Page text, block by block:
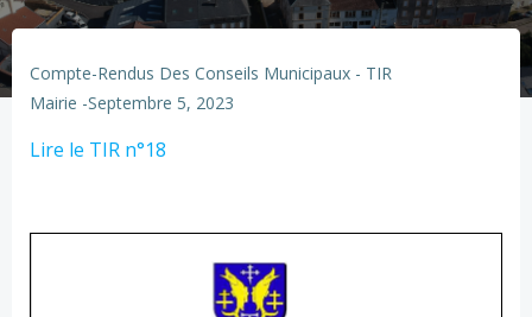
Compte-Rendus Des Conseils Municipaux - TIR
Mairie -Septembre 5, 2023
Lire le TIR n°18